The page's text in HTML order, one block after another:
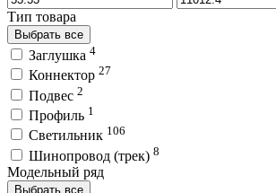
Тип товара
Выбрать все
Заглушка 4
Коннектор 27
Подвес 2
Профиль 1
Светильник 106
Шинопровод (трек) 8
Модельный ряд
Выбрать все